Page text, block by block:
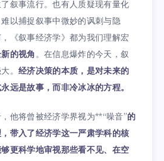
叙事流行。也有人质疑现有量化
以捕捉叙事中微妙的讽刺与隐
《叙事经济学》都为我们理解宏
的视角。在信息爆炸的今天，叙
。 经济决策的本质，是对未来的
远是故事，而非冷冰冰的方程。
他将曾被经济学界视为**“噪音”的
带入了经济学这一严肃学科的核
更科学地审视那些看不见、在空